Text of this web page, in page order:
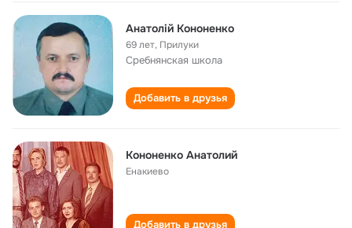
Анатолій Кононенко
69 лет, Прилуки
Сребнянская школа
Добавить в друзья
Кононенко Анатолий
Енакиево
Добавить в друзья